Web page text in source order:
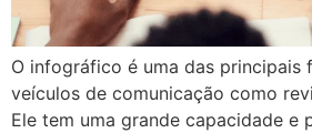
O infográfico é uma das principais
veículos de comunicação como
Ele tem uma grande capacidade e